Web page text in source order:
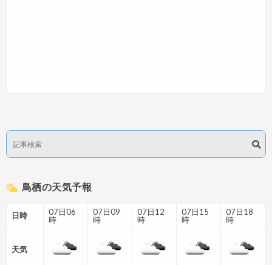
鳥栖の天気予報
日時
07日06
時
07日09
時
07日12
時
07日15
時
07日18
時
天気